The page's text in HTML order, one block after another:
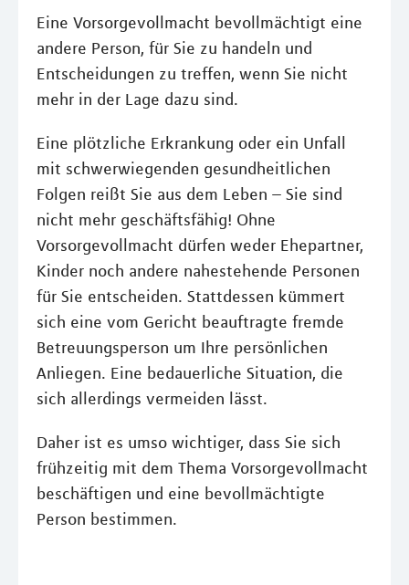
Eine Vorsorgevollmacht bevollmächtigt eine
andere Person, für Sie zu handeln und
Entscheidungen zu treffen, wenn Sie nicht
mehr in der Lage dazu sind.
Eine plötzliche Erkrankung oder ein Unfall
mit schwerwiegenden gesundheitlichen
Folgen reißt Sie aus dem Leben – Sie sind
nicht mehr geschäftsfähig! Ohne
Vorsorgevollmacht dürfen weder Ehepartner,
Kinder noch andere nahestehende Personen
für Sie entscheiden. Stattdessen kümmert
sich eine vom Gericht beauftragte fremde
Betreuungsperson um Ihre persönlichen
Anliegen. Eine bedauerliche Situation, die
sich allerdings vermeiden lässt.
Daher ist es umso wichtiger, dass Sie sich
frühzeitig mit dem Thema Vorsorgevollmacht
beschäftigen und eine bevollmächtigte
Person bestimmen.